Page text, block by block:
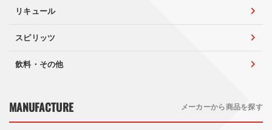
リキュール
スピリッツ
飲料・その他
MANUFACTURE メーカーから商品を探す